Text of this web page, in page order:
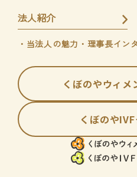
法人紹介
・当法人の魅力 ・理事長イン
くぼのやウィメ
くぼのや